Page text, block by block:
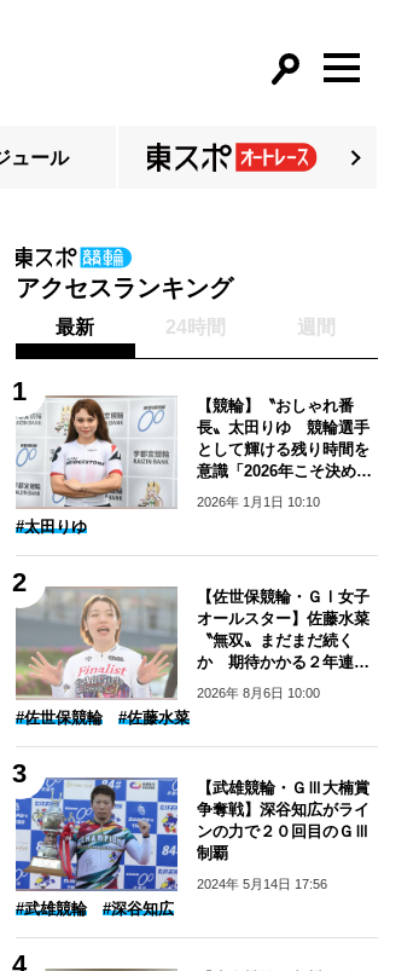
ュール
アクセスランキング
最新 24時間 週間
【競輪】〝おしゃれ番
長〟太田りゆ 競輪選手
として輝ける残り時間を
意識「2026年こそ決めた
い」
2026年 1月1日 10:10
#太田りゆ
【佐世保競輪・ＧⅠ女子
オールスター】佐藤水菜
〝無双〟まだまだ続く
か 期待かかる２年連続
の年間グランプリスラム
2026年 8月6日 10:00
#佐世保競輪 #佐藤水菜
【武雄競輪・ＧⅢ大楠賞
争奪戦】深谷知広がライ
ンの力で２０回目のＧⅢ
制覇
2024年 5月14日 17:56
#武雄競輪 #深谷知広